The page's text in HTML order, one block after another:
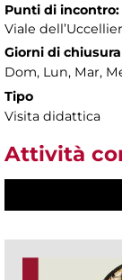
Punti di incontro:
Viale
Giorni di chiusura
Dom, Lun, Mar,
Tipo
Visita didattica
Attività